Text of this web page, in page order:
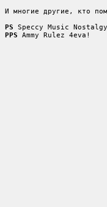
И многие другие, кто
PS Speccy Music
PPS Ammy Rulez 4eva!